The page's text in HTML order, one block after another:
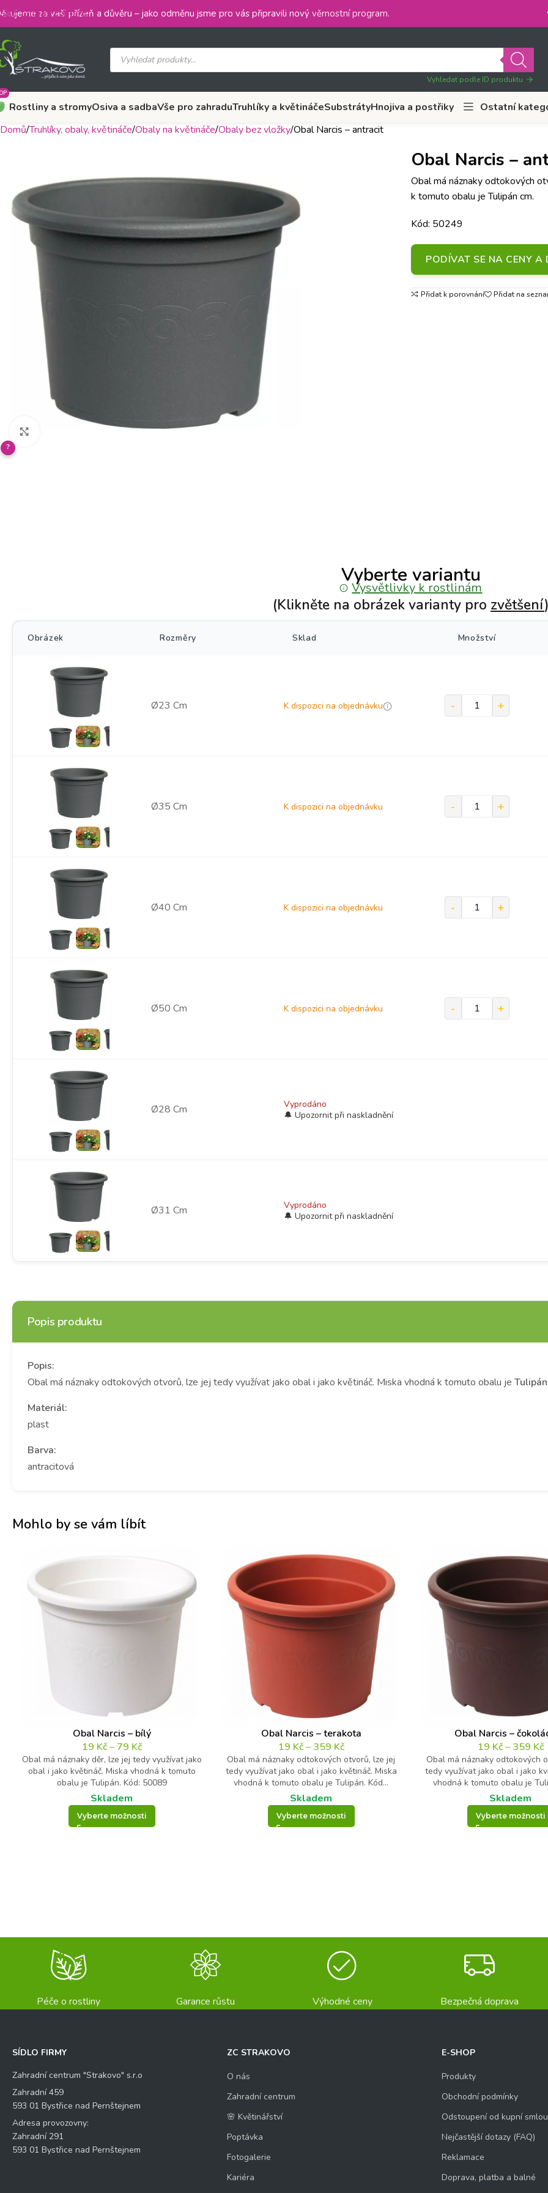
Skip to main content
za vaši přízeň a důvěru – jako odměnu jsme pro vás připravili nový věrnostní program.
Vyhledat podle ID produktu
Rostliny a stromyOsiva a sadbaVše pro zahraduTruhlíky a květináčeSubstrátyHnojiva a postřiky
Ostatní
Domů Truhlíky, obaly, květináče Obaly na květináče Obaly bez vložky Obal Narcis – antracit
Klikněte pro zvětšení
?
Obal Narcis –
Obal má náznaky odtokových
k tomuto obalu je Tulipán cm.
Kód: 50249
PODÍVAT SE NA CENY A
Přidat k porovnání Přidat na
Vyberte variantu
Vysvětlivky k rostlinám
(Klikněte na obrázek varianty pro zvětšení
Obrázek Rozměry Sklad Množství
Ø23 Cm K dispozici na objednávku
Ø35 Cm K dispozici na objednávku
Ø40 Cm K dispozici na objednávku
Ø50 Cm K dispozici na objednávku
Ø28 Cm Vyprodáno
Ø31 Cm Vyprodáno
Popis produktu
Popis:
Obal má náznaky odtokových otvorů, lze jej tedy využívat jako obal i jako květináč. Miska vhodná k tomuto obalu je Tulipán
Materiál:
plast
Barva:
antracitová
Mohlo by se vám líbít
Obal Narcis – bílý
19 Kč– 79 Kč
Obal má náznaky děr, lze jej tedy využívat jako
obal i jako květináč. Miska vhodná k tomuto
obalu je Tulipán. Kód: 50089
Skladem
Vyberte možnosti
Obal Narcis – terakota
19 Kč– 359 Kč
Obal má náznaky odtokových otvorů, lze jej
tedy využívat jako obal i jako květináč. Miska
vhodná k tomuto obalu je Tulipán. Kód...
Skladem
Vyberte možnosti
Obal Narcis –
19 Kč– 359 Kč
Obal má náznaky odtokových
tedy využívat jako obal i jako
vhodná k tomuto obalu je
Skladem
Vyberte možnosti
Péče o rostliny Garance růstu Výhodné ceny Bezpečná doprava
SÍDLO FIRMY
Zahradní centrum "Strakovo" s.r.o
Zahradní 459
593 01 Bystřice nad Pernštejnem
Adresa provozovny:
Zahradní 291
593 01 Bystřice nad Pernštejnem
ZC STRAKOVO
O nás
Zahradní centrum
🌸 Květinářství
Poptávka
Fotogalerie
Kariéra
E-SHOP
Produkty
Obchodní podmínky
Odstoupení od kupní
Nejčastější dotazy (FAQ)
Reklamace
Doprava, platba a balné